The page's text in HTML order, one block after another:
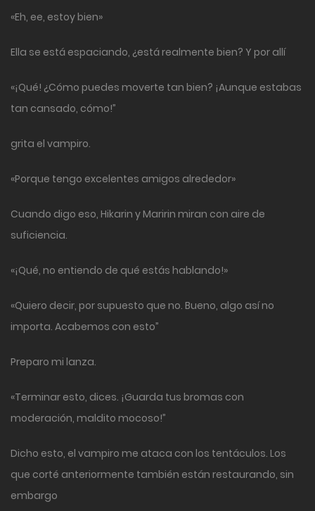
«Eh, ee, estoy bien»
Ella se está espaciando, ¿está realmente bien? Y por allí
«¡Qué! ¿Cómo puedes moverte tan bien? ¡Aunque estabas
tan cansado, cómo!”
grita el vampiro.
«Porque tengo excelentes amigos alrededor»
Cuando digo eso, Hikarin y Maririn miran con aire de
suficiencia.
«¡Qué, no entiendo de qué estás hablando!»
«Quiero decir, por supuesto que no. Bueno, algo así no
importa. Acabemos con esto”
Preparo mi lanza.
«Terminar esto, dices. ¡Guarda tus bromas con
moderación, maldito mocoso!”
Dicho esto, el vampiro me ataca con los tentáculos. Los
que corté anteriormente también están restaurando, sin
embargo